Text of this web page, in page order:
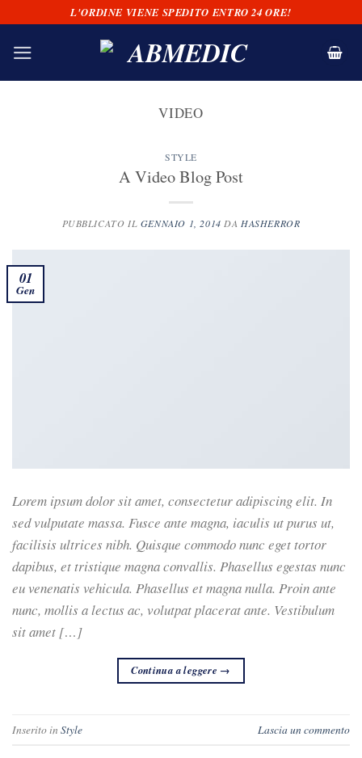
contenuti
L'ORDINE VIENE SPEDITO ENTRO 24 ORE!
VIDEO
STYLE
A Video Blog Post
PUBBLICATO IL GENNAIO 1, 2014 DAHASHERROR
01
Gen
Lorem ipsum dolor sit amet, consectetur adipiscing elit. In
sed vulputate massa. Fusce ante magna, iaculis ut purus ut,
facilisis ultrices nibh. Quisque commodo nunc eget tortor
dapibus, et tristique magna convallis. Phasellus egestas nunc
eu venenatis vehicula. Phasellus et magna nulla. Proin ante
nunc, mollis a lectus ac, volutpat placerat ante. Vestibulum
sit amet […]
Continua a leggere →
Inserito in Style Lascia un commento